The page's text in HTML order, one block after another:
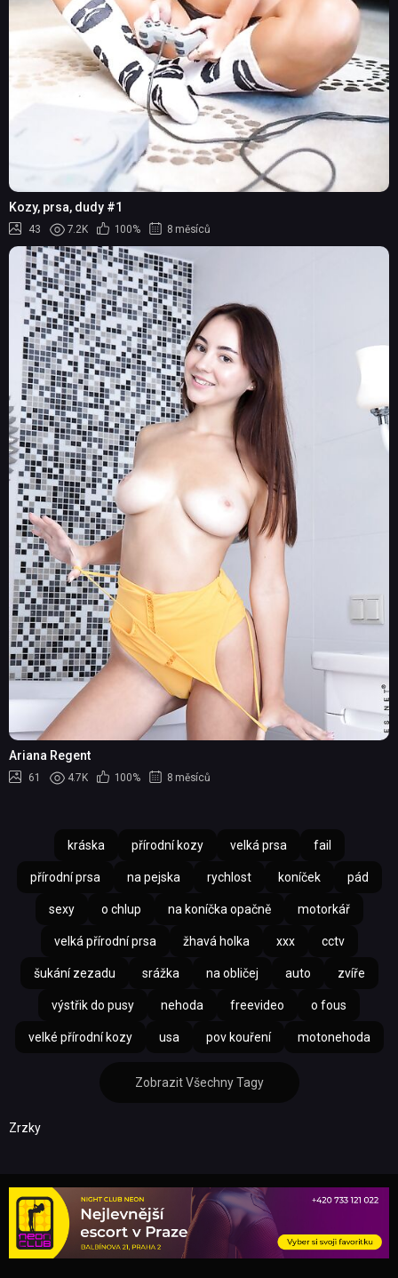
Kozy, prsa, dudy #1
43 7.2K 100% 8 měsíců
Ariana Regent
61 4.7K 100% 8 měsíců
kráska přírodní kozy velká prsa fail
přírodní prsa na pejska rychlost koníček pád
sexy o chlup na koníčka opačně motorkář
velká přírodní prsa žhavá holka xxx cctv
šukání zezadu srážka na obličej auto zvíře
výstřik do pusy nehoda freevideo o fous
velké přírodní kozy usa pov kouření motonehoda
Zobrazit Všechny Tagy
Zrzky